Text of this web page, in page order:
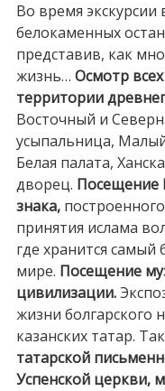
Во время
белокаменных
представив, как
жизнь… Осмотр
территории
Восточный и
усыпальница,
Белая палата,
дворец. Посещение
знака,
принятия ислама
где хранится
мире. Посещение
цивилизации.
жизни болгарского
казанских татар.
татарской
Успенской церкви,